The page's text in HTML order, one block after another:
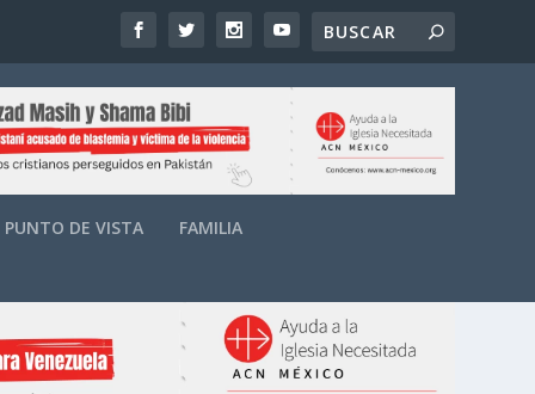
PUNTO DE VISTA FAMILIA